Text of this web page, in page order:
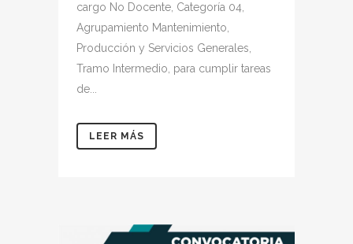
cargo No Docente, Categoría 04,
Agrupamiento Mantenimiento,
Producción y Servicios Generales,
Tramo Intermedio, para cumplir tareas
de...
LEER MÁS